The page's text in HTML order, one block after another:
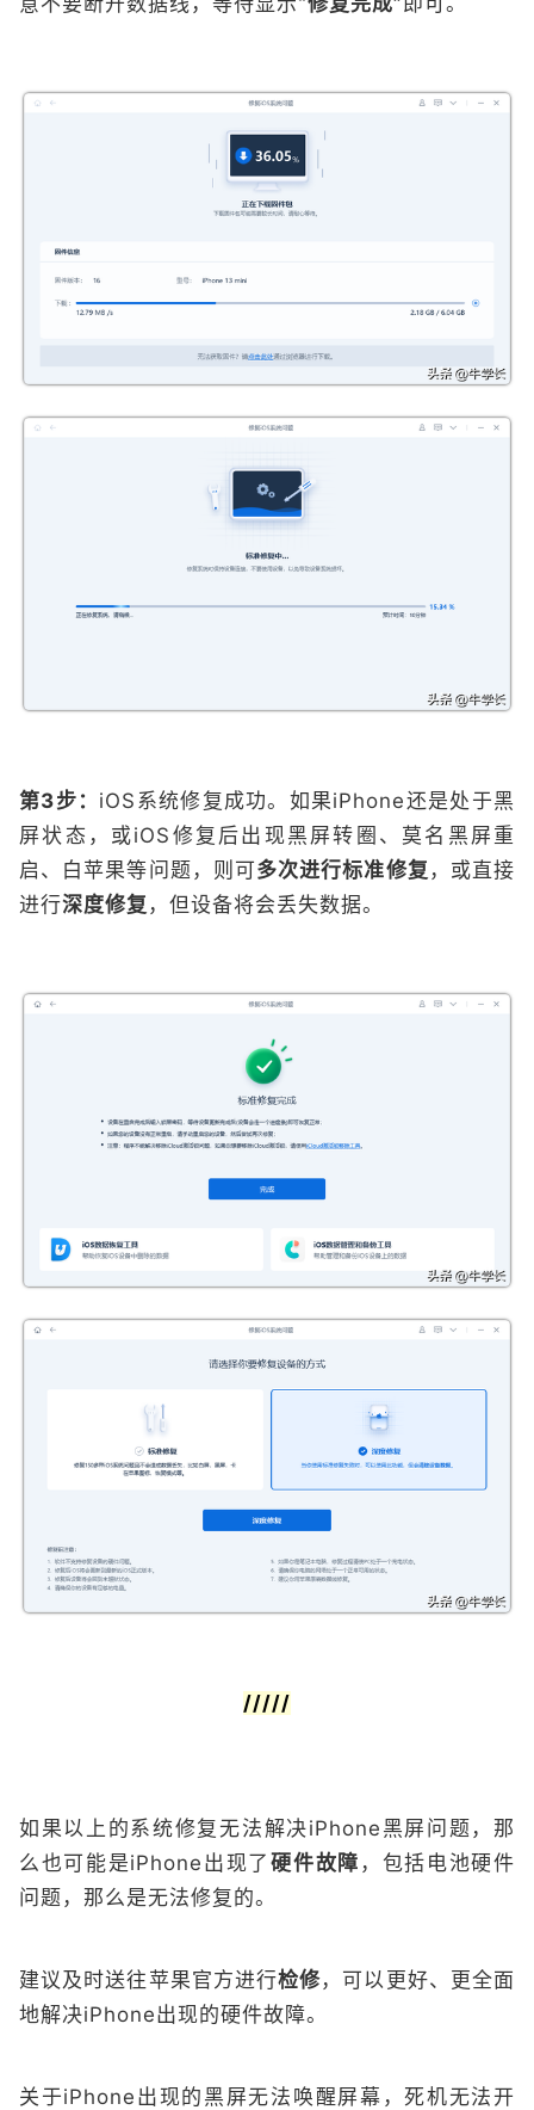
第3步： iOS系统修复成功。如果iPhone还是处于黑
屏状态，或iOS修复后出现黑屏转圈、莫名黑屏重
启、白苹果等问题，则可多次进行标准修复 ，或直接
进行深度修复 ，但设备将会丢失数据。
/////
如果以上的系统修复无法解决iPhone黑屏问题，那
么也可能是iPhone出现了硬件故障 ，包括电池硬件
问题，那么是无法修复的。
建议及时送往苹果官方进行检修，可以更好、更全面
地解决iPhone出现的硬件故障。
关于iPhone出现的黑屏无法唤醒屏幕，死机无法开